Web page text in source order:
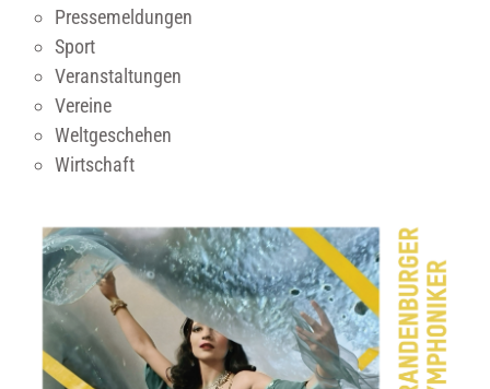
Pressemeldungen
Sport
Veranstaltungen
Vereine
Weltgeschehen
Wirtschaft